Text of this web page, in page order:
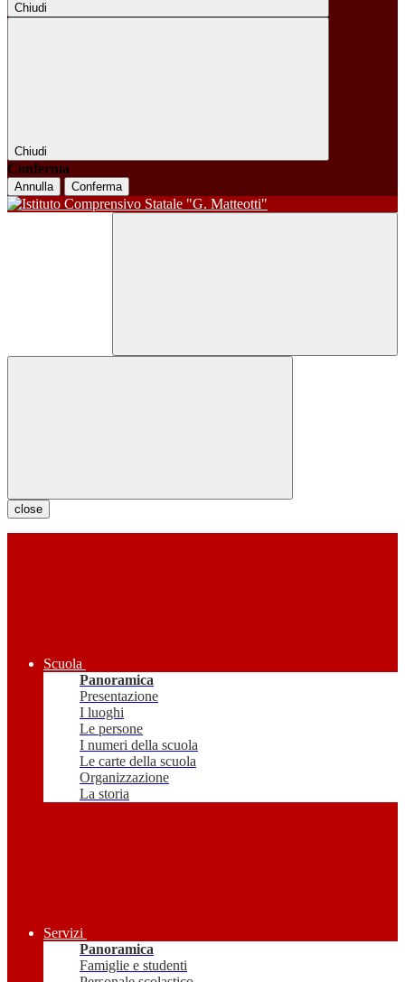
Chiudi
Chiudi
Conferma
Annulla Conferma
close
Scuola
Panoramica
Presentazione
I luoghi
Le persone
I numeri della scuola
Le carte della scuola
Organizzazione
La storia
Servizi
Panoramica
Famiglie e studenti